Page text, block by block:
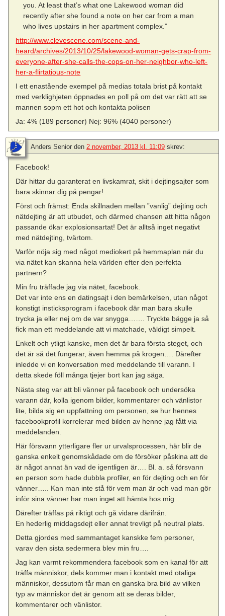
you. At least that’s what one Lakewood woman did
recently after she found a note on her car from a man
who lives upstairs in her apartment complex.”
http://www.clevescene.com/scene-and-
heard/archives/2013/10/25/lakewood-woman-gets-crap-from-
everyone-after-she-calls-the-cops-on-her-neighbor-who-left-
her-a-flirtatious-note
I ett enastående exempel på medias totala brist på kontakt
med verklighjeten öppnades en poll på om det var rätt att se
mannen sopm ett hot och kontakta polisen
Ja: 4% (189 personer) Nej: 96% (4040 personer)
Anders Senior den 2 november, 2013 kl. 11:09 skrev:
Facebook!
Där hittar du garanterat en livskamrat, skit i dejtingsajter som
bara skinnar dig på pengar!
Först och främst: Enda skillnaden mellan ”vanlig” dejting och
nätdejting är att utbudet, och därmed chansen att hitta någon
passande ökar explosionsartat! Det är alltså inget negativt
med nätdejting, tvärtom.
Varför nöja sig med något mediokert på hemmaplan när du
via nätet kan skanna hela världen efter den perfekta
partnern?
Min fru träffade jag via nätet, facebook.
Det var inte ens en datingsajt i den bemärkelsen, utan något
konstigt insticksprogram i facebook där man bara skulle
trycka ja eller nej om de var snygga……. Tryckte bägge ja så
fick man ett meddelande att vi matchade, väldigt simpelt.
Enkelt och ytligt kanske, men det är bara första steget, och
det är så det fungerar, även hemma på krogen…. Därefter
inledde vi en konversation med meddelande till varann. I
detta skede föll många tjejer bort kan jag säga.
Nästa steg var att bli vänner på facebook och undersöka
varann där, kolla igenom bilder, kommentarer och vänlistor
lite, bilda sig en uppfattning om personen, se hur hennes
facebookprofil korrelerar med bilden av henne jag fått via
meddelanden.
Här försvann ytterligare fler ur urvalsprocessen, här blir de
ganska enkelt genomskådade om de försöker påskina att de
är något annat än vad de igentligen är…. Bl. a. så försvann
en person som hade dubbla profiler, en för dejting och en för
vänner….. Kan man inte stå för vem man är och vad man gör
inför sina vänner har man inget att hämta hos mig.
Därefter träffas på riktigt och gå vidare därifrån.
En hederlig middagsdejt eller annat trevligt på neutral plats.
Detta gjordes med sammantaget kanskke fem personer,
varav den sista sedermera blev min fru….
Jag kan varmt rekommendera facebook som en kanal för att
träffa människor, dels kommer man i kontakt med otaliga
människor, dessutom får man en ganska bra bild av vilken
typ av människor det är genom att se deras bilder,
kommentarer och vänlistor.